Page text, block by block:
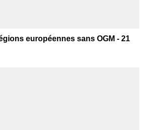
européennes sans OGM - 21